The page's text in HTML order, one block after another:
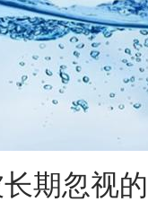
忽视的